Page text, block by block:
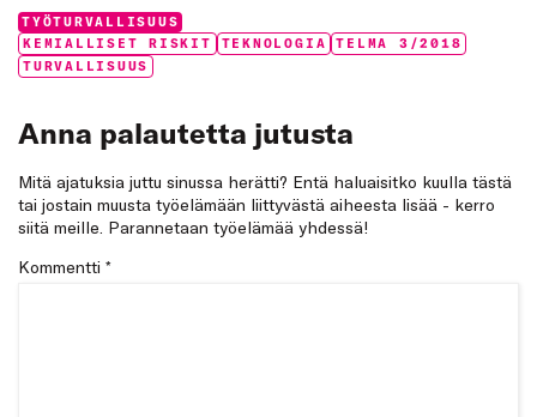
Categories:
TYÖTURVALLISUUS
Tags:
KEMIALLISET RISKIT TEKNOLOGIA
TELMA 3/2018
TURVALLISUUS
Anna palautetta jutusta
Mitä ajatuksia juttu sinussa herätti? Entä haluaisitko kuulla tästä
tai jostain muusta työelämään liittyvästä aiheesta lisää - kerro
siitä meille. Parannetaan työelämää yhdessä!
Kommentti *